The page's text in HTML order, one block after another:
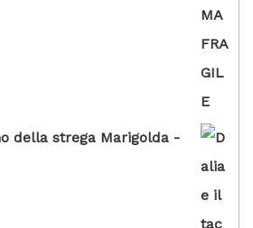
della strega Marigolda -